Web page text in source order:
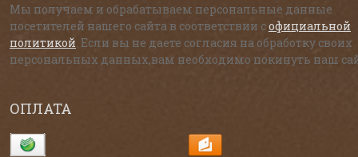
Мы получаем и обрабатываем персональные данные
посетителей нашего сайта в соответствии софициальной
политикой . Если вы не даете согласия на обработку своих
персональных данных,вам необходимо покинуть наш
ОПЛАТА